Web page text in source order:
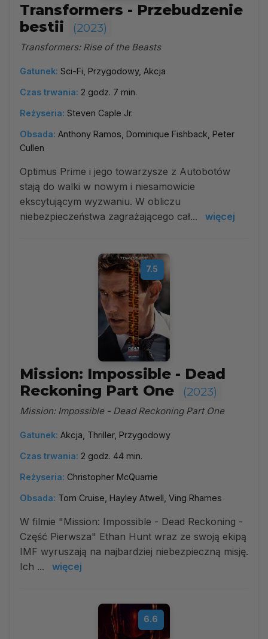
Transformers - Przebudzenie
bestii
(2023)
Transformers: Rise of the Beasts
Gatunek: Sci-Fi, Przygodowy, Akcja
Czas trwania: 2 godz. 7 min.
Reżyseria: Steven Caple Jr.
Obsada: Anthony Ramos, Dominique Fishback, Peter
Cullen
Optimus Prime i jego towarzysze z Autobotów
stają do walki w nowym i niesamowicie
ekscytującym wyzwaniu. W obliczu
niebezpieczeństwa zagrażającego cał...
więcej
7.5
Mission: Impossible - Dead
Reckoning Part One
(2023)
Mission: Impossible - Dead Reckoning Part One
Gatunek: Akcja, Thriller, Przygodowy
Czas trwania: 2 godz. 44 min.
Reżyseria: Christopher McQuarrie
Obsada: Tom Cruise, Hayley Atwell, Ving Rhames
W filmie "Mission: Impossible - Dead Reckoning -
Część Pierwsza" Ethan Hunt wraz ze swoją ekipą
IMF wyruszają na najbardziej niebezpieczną misję.
Ich ...
więcej
6.6